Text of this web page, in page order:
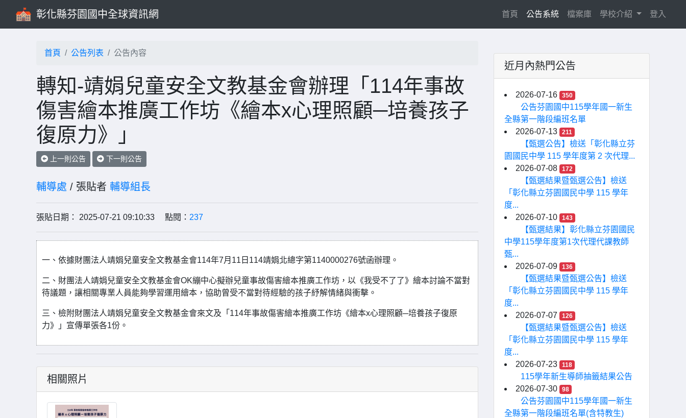
彰化縣芬園國中全球資訊網 首頁 (current)
公告系統 檔案庫 學校介紹 登入
首頁 公告列表 公告內容
轉知-靖娟兒童安全文教基金會辦理「114年事故
傷害繪本推廣工作坊《繪本x心理照顧─培養孩子
復原力》」
上一則公告 下一則公告
輔導處 / 張貼者 輔導組長
張貼日期： 2025-07-21 09:10:33 點閱： 237
一、依據財團法人靖娟兒童安全文教基金會114年7月11日114靖娟北總字第1140000276號函辦理。
二、財團法人靖娟兒童安全文教基金會OK繃中心擬辦兒童事故傷害繪本推廣工作坊，以《我受不了了》繪本討論不當對
待議題，讓相關專業人員能夠學習運用繪本，協助曾受不當對待經驗的孩子紓解情緒與衝擊。
三、檢附財團法人靖娟兒童安全文教基金會來文及「114年事故傷害繪本推廣工作坊《繪本x心理照顧─培養孩子復原
力》」宣傳單張各1份。
相關照片
近月內熱門公告
2026-07-16 350
公告芬園國中115學年國一新生
全縣第一階段編班名單
2026-07-13
211
【甄選公告】檢送「彰化縣立芬
園國民中學 115 學年度第 2 次代理...
2026-07-08
172
【甄選結果暨甄選公告】檢送
「彰化縣立芬園國民中學 115 學年
度...
2026-07-10
143
【甄選結果】彰化縣立芬園國民
中學115學年度第1次代理代課教師
甄...
2026-07-09
136
【甄選結果暨甄選公告】檢送
「彰化縣立芬園國民中學 115 學年
度...
2026-07-07
126
【甄選結果暨甄選公告】檢送
「彰化縣立芬園國民中學 115 學年
度...
2026-07-23
118
115學年新生導師抽籤結果公告
2026-07-30
98
公告芬園國中115學年國一新生
全縣第一階段編班名單(含特教生)